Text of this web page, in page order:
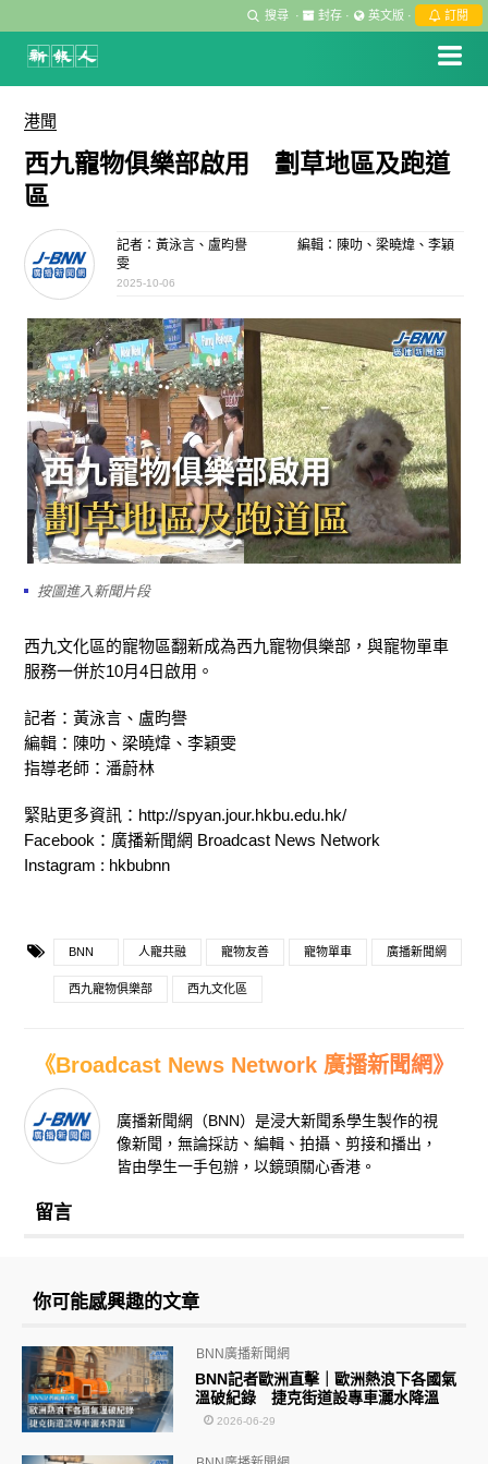
搜尋 · 封存 · 英文版 · 訂閱
港聞
西九寵物俱樂部啟用 劃草地區及跑道
區
記者：黃泳言、盧昀譽
編輯：陳叻、梁曉煒、李穎
雯
2025-10-06
按圖進入新聞片段
西九文化區的寵物區翻新成為西九寵物俱樂部，與寵物單車
服務一併於10月4日啟用。
記者：黃泳言、盧昀譽
編輯：陳叻、梁曉煒、李穎雯
指導老師：潘蔚林
緊貼更多資訊：http://spyan.jour.hkbu.edu.hk/
Facebook：廣播新聞網 Broadcast News Network
Instagram : hkbubnn
BNN 人寵共融 寵物友善 寵物單車 廣播新聞網
西九寵物俱樂部 西九文化區
《Broadcast News Network 廣播新聞網》
廣播新聞網（BNN）是浸大新聞系學生製作的視
像新聞，無論採訪、編輯、拍攝、剪接和播出，
皆由學生一手包辦，以鏡頭關心香港。
留言
你可能感興趣的文章
BNN記者歐洲直擊｜歐洲熱浪下各國氣
溫破紀錄 捷克街道設專車灑水降溫
BNN廣播新聞網
2026-06-29